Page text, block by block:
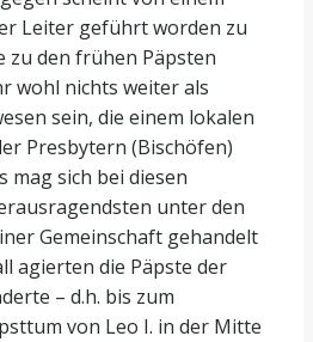
Leiter geführt worden zu
zu den frühen Päpsten
wohl nichts weiter als
sein, die einem lokalen
Presbytern (Bischöfen)
mag sich bei diesen
unter den
Gemeinschaft gehandelt
agierten die Päpste der
– d.h. bis zum
von Leo I. in der Mitte